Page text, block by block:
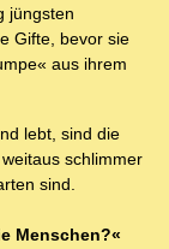
jüngsten
Gifte, bevor sie
aus ihrem
lebt, sind die
schlimmer
sind.
Menschen?«